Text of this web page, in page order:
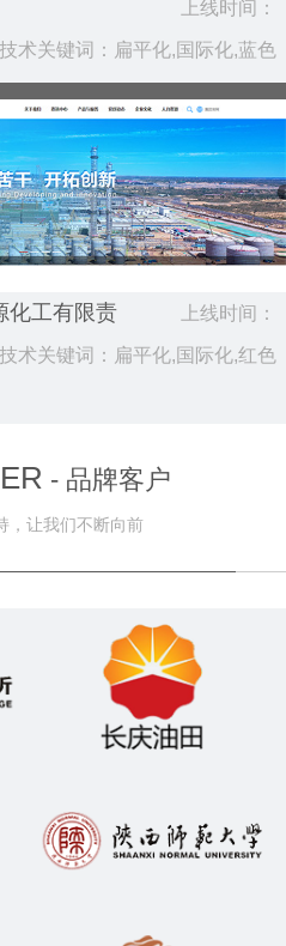
上线时间：
2022.08
技术关键词：扁平化,国际化,蓝色
化工有限责
上线时间：
2021.08
技术关键词：扁平化,国际化,红色
- 品牌客户
，让我们不断向前